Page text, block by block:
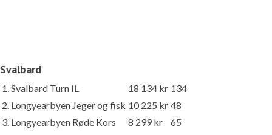
Svalbard
1. Svalbard Turn IL 18 134 kr 134
2. Longyearbyen Jeger og fisk 10 225 kr 48
3. Longyearbyen Røde Kors
8 299 kr 65